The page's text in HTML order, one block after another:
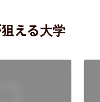
える大学